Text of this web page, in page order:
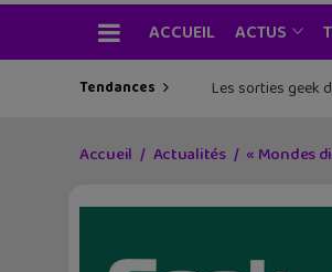
ACCUEIL ACTUS
Tendances Les sorties geek
Accueil Actualités « Mondes